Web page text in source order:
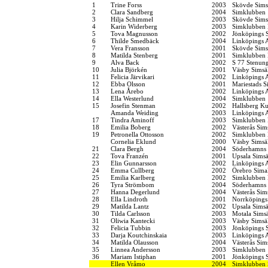
1 Trine Forss 2003
Skövde
2
Clara Sandberg 2004
Simklubben
3
Hilja Schimmel 2003
Skövde
4
Karin Widerberg 2003
Simklubben
5
Tova Magnusson 2002
Jönköpings
6
Thilde Smedbäck 2004
Linköpings
7
Vera Fransson 2001
Skövde
8
Matilda Stenberg 2001
Simklubben
9
Alva Back 2002
S 77
10
Julia Björkén 2001
Väsby
11
Felicia Järvikari 2002
Linköpings
12
Ebba Olsson 2001
Mariestads
13
Lena Årebo 2002
Linköpings
14
Ella Westerlund 2004
Simklubben
15
Josefin Stenman 2002
Hallsberg
Amanda Weiding
2003
Linköpings
17
Tindra Aminoff 2003
Simklubben
18
Emilia Boberg 2002
Västerås
19
Petronella Ottosson 2002
Simklubben
Cornelia Eklund
2000
Väsby
21
Clara Bergh 2004
22
Tova Franzén 2001
Upsala
23
Elin Gunnarsson 2002
Linköpings
24
Emma Cullberg 2002
Örebro
25
Emilia Karlberg 2002
Simklubben
26
Tyra Strömbom 2004
27
Hanna Degerlund 2004
Västerås
28
Ella Lindroth 2001
29
Matilda Lantz 2002
Upsala
30
Tilda Carlsson 2003
Motala
31
Oliwia Kantecki 2003
Väsby
32
Felicia Tubbin 2003
Jönköpings
33
Darja Koutchinskaia 2003
Linköpings
34
Matilda Olausson 2004
Västerås
35
Linnea Andersson 2003
Simklubben
36
Mariam Istiphan 2001
Jönköpings
Ellen Vråmo
2004 Simklubben